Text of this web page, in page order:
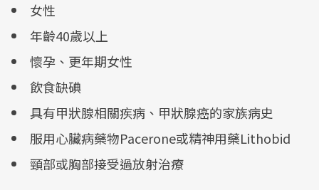
女性
年齡40歲以上
懷孕、更年期女性
飲食缺碘
具有甲狀腺相關疾病、甲狀腺癌的家族病史
服用心臟病藥物Pacerone或精神用藥Lithobid
頸部或胸部接受過放射治療